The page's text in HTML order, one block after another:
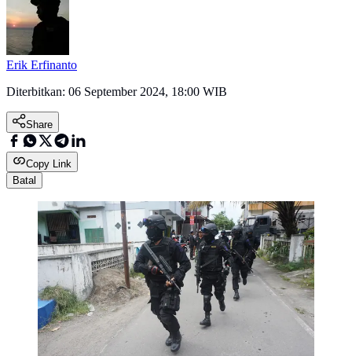
Erik Erfinanto
Diterbitkan: 06 September 2024, 18:00 WIB
Share
Copy Link
Batal